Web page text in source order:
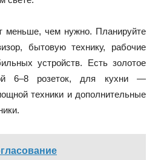
меньше, чем нужно. Планируйте
бытовую технику, рабочие
устройств. Есть золотое
6–8 розеток, для кухни —
техники и дополнительные